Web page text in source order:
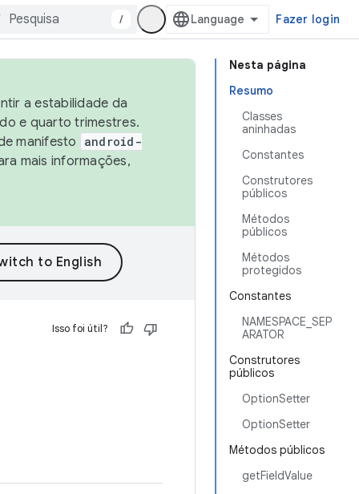
/ Fazer login
Nesta página
Resumo
Classes
aninhadas
Constantes
Construtores
públicos
Métodos
públicos
Métodos
protegidos
Constantes
NAMESPACE_SEP
ARATOR
Construtores
públicos
OptionSetter
OptionSetter
Métodos públicos
getFieldValue
a estabilidade da
e quarto trimestres.
manifesto
android-
mais informações,
Isso foi útil?